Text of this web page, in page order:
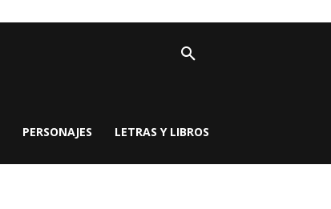
PERSONAJES LETRAS Y LIBROS